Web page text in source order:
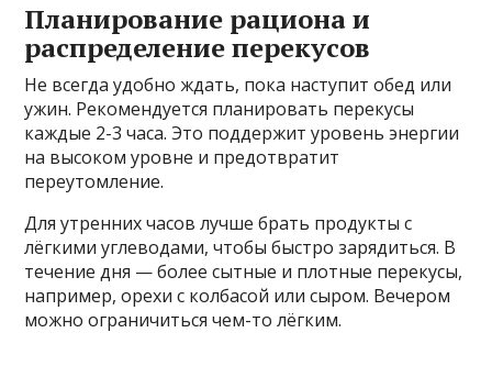
Планирование рациона и
распределение перекусов
Не всегда удобно ждать, пока наступит обед или
ужин. Рекомендуется планировать перекусы
каждые 2-3 часа. Это поддержит уровень энергии
на высоком уровне и предотвратит
переутомление.
Для утренних часов лучше брать продукты с
лёгкими углеводами, чтобы быстро зарядиться. В
течение дня — более сытные и плотные перекусы,
например, орехи с колбасой или сыром. Вечером
можно ограничиться чем-то лёгким.